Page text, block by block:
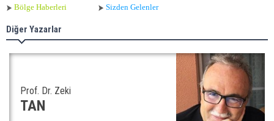
Bölge Haberleri
Sizden Gelenler
Diğer Yazarlar
Prof. Dr. Zeki
TAN